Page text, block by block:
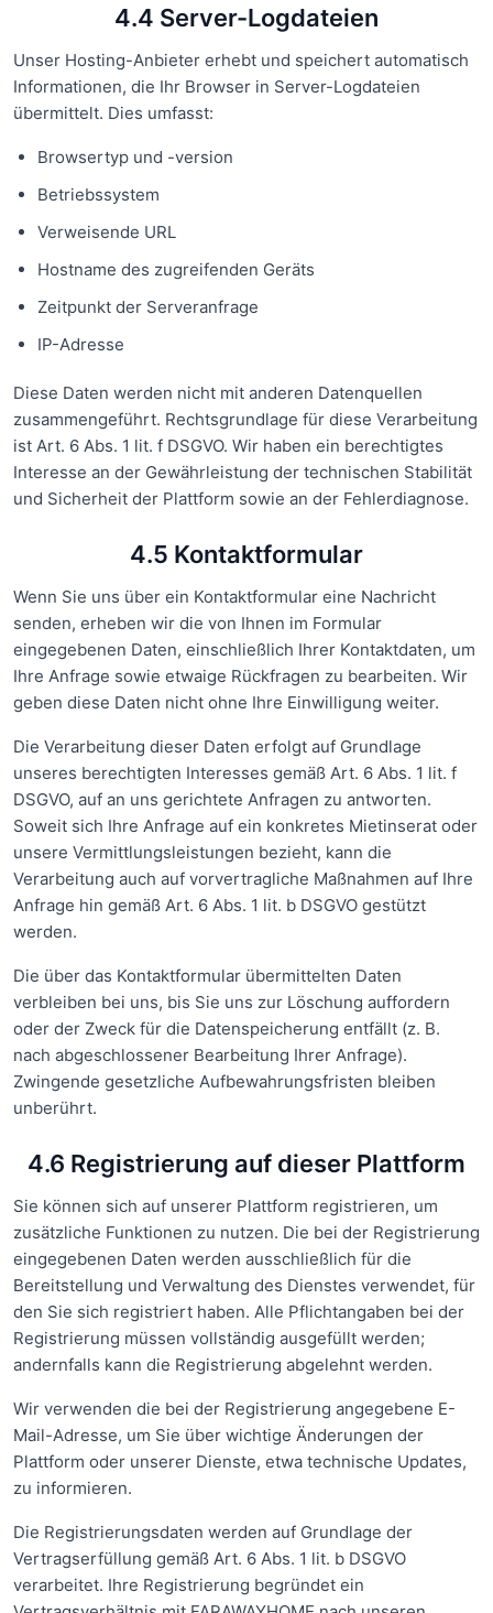
4.4 Server-Logdateien
Unser Hosting-Anbieter erhebt und speichert automatisch
Informationen, die Ihr Browser in Server-Logdateien
übermittelt. Dies umfasst:
Browsertyp und -version
Betriebssystem
Verweisende URL
Hostname des zugreifenden Geräts
Zeitpunkt der Serveranfrage
IP-Adresse
Diese Daten werden nicht mit anderen Datenquellen
zusammengeführt. Rechtsgrundlage für diese Verarbeitung
ist Art. 6 Abs. 1 lit. f DSGVO. Wir haben ein berechtigtes
Interesse an der Gewährleistung der technischen Stabilität
und Sicherheit der Plattform sowie an der Fehlerdiagnose.
4.5 Kontaktformular
Wenn Sie uns über ein Kontaktformular eine Nachricht
senden, erheben wir die von Ihnen im Formular
eingegebenen Daten, einschließlich Ihrer Kontaktdaten, um
Ihre Anfrage sowie etwaige Rückfragen zu bearbeiten. Wir
geben diese Daten nicht ohne Ihre Einwilligung weiter.
Die Verarbeitung dieser Daten erfolgt auf Grundlage
unseres berechtigten Interesses gemäß Art. 6 Abs. 1 lit. f
DSGVO, auf an uns gerichtete Anfragen zu antworten.
Soweit sich Ihre Anfrage auf ein konkretes Mietinserat oder
unsere Vermittlungsleistungen bezieht, kann die
Verarbeitung auch auf vorvertragliche Maßnahmen auf Ihre
Anfrage hin gemäß Art. 6 Abs. 1 lit. b DSGVO gestützt
werden.
Die über das Kontaktformular übermittelten Daten
verbleiben bei uns, bis Sie uns zur Löschung auffordern
oder der Zweck für die Datenspeicherung entfällt (z. B.
nach abgeschlossener Bearbeitung Ihrer Anfrage).
Zwingende gesetzliche Aufbewahrungsfristen bleiben
unberührt.
4.6 Registrierung auf dieser Plattform
Sie können sich auf unserer Plattform registrieren, um
zusätzliche Funktionen zu nutzen. Die bei der Registrierung
eingegebenen Daten werden ausschließlich für die
Bereitstellung und Verwaltung des Dienstes verwendet, für
den Sie sich registriert haben. Alle Pflichtangaben bei der
Registrierung müssen vollständig ausgefüllt werden;
andernfalls kann die Registrierung abgelehnt werden.
Wir verwenden die bei der Registrierung angegebene E-
Mail-Adresse, um Sie über wichtige Änderungen der
Plattform oder unserer Dienste, etwa technische Updates,
zu informieren.
Die Registrierungsdaten werden auf Grundlage der
Vertragserfüllung gemäß Art. 6 Abs. 1 lit. b DSGVO
verarbeitet. Ihre Registrierung begründet ein